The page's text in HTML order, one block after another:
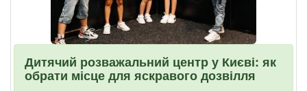
Дитячий розважальний центр у Києві: як
обрати місце для яскравого дозвілля